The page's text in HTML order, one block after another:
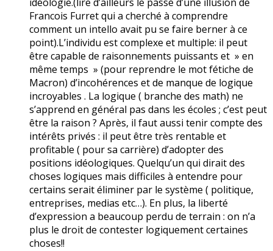
Francois Furret qui a cherché à comprendre
comment un intello avait pu se faire berner à ce
point).L’individu est complexe et multiple: il peut
être capable de raisonnements puissants et » en
même temps » (pour reprendre le mot fétiche de
Macron) d’incohérences et de manque de logique
incroyables . La logique ( branche des math) ne
s’apprend en général pas dans les écoles ; c’est peut
être la raison ? Après, il faut aussi tenir compte des
intérêts privés : il peut être très rentable et
profitable ( pour sa carrière) d’adopter des
positions idéologiques. Quelqu’un qui dirait des
choses logiques mais difficiles à entendre pour
certains serait éliminer par le système ( politique,
entreprises, medias etc…). En plus, la liberté
d’expression a beaucoup perdu de terrain : on n’a
plus le droit de contester logiquement certaines
choses!!